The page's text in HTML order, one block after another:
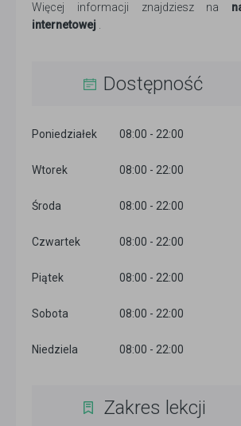
Więcej informacji znajdziesz na
internetowej .
Dostępność
Poniedziałek 08:00 - 22:00
Wtorek 08:00 - 22:00
Środa 08:00 - 22:00
Czwartek 08:00 - 22:00
Piątek 08:00 - 22:00
Sobota 08:00 - 22:00
Niedziela 08:00 - 22:00
Zakres lekcji